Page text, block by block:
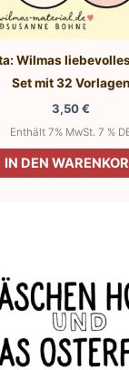
Wilmas
Set mit 32 Vorlagen
3,50€
Enthält 7% MwSt. 7 %
IN DEN